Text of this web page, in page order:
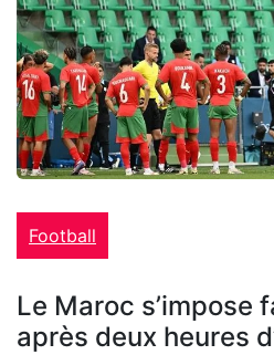
Football
Le Maroc s’impose
après deux heures